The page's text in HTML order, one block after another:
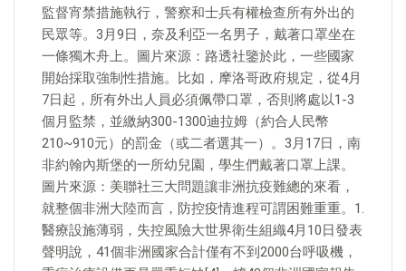
監督宵禁措施執行，警察和士兵有權檢查所有外出的
民眾等。3月9日，奈及利亞一名男子，戴著口罩坐在
一條獨木舟上。圖片來源：路透社鑒於此，一些國家
開始採取強制性措施。比如，摩洛哥政府規定，從4月
7日起，所有外出人員必須佩帶口罩，否則將處以1-3
個月監禁，並繳納300-1300迪拉姆（約合人民幣
210~910元）的罰金（或二者選其一）。3月17日，南
非約翰內斯堡的一所幼兒園，學生們戴著口罩上課。
圖片來源：美聯社三大問題讓非洲抗疫難總的來看，
就整個非洲大陸而言，防控疫情進程可謂困難重重。1.
醫療設施薄弱，失控風險大世界衛生組織4月10日發表
聲明說，41個非洲國家合計僅有不到2000台呼吸機，